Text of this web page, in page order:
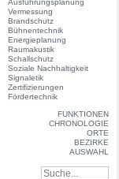
Ausführungsplanung
Vermessung
Brandschutz
Bühnentechnik
Energieplanung
Raumakustik
Schallschutz
Soziale Nachhaltigkeit
Signaletik
Zertifizierungen
Fördertechnik
FUNKTIONEN
CHRONOLOGIE
ORTE
BEZIRKE
AUSWAHL